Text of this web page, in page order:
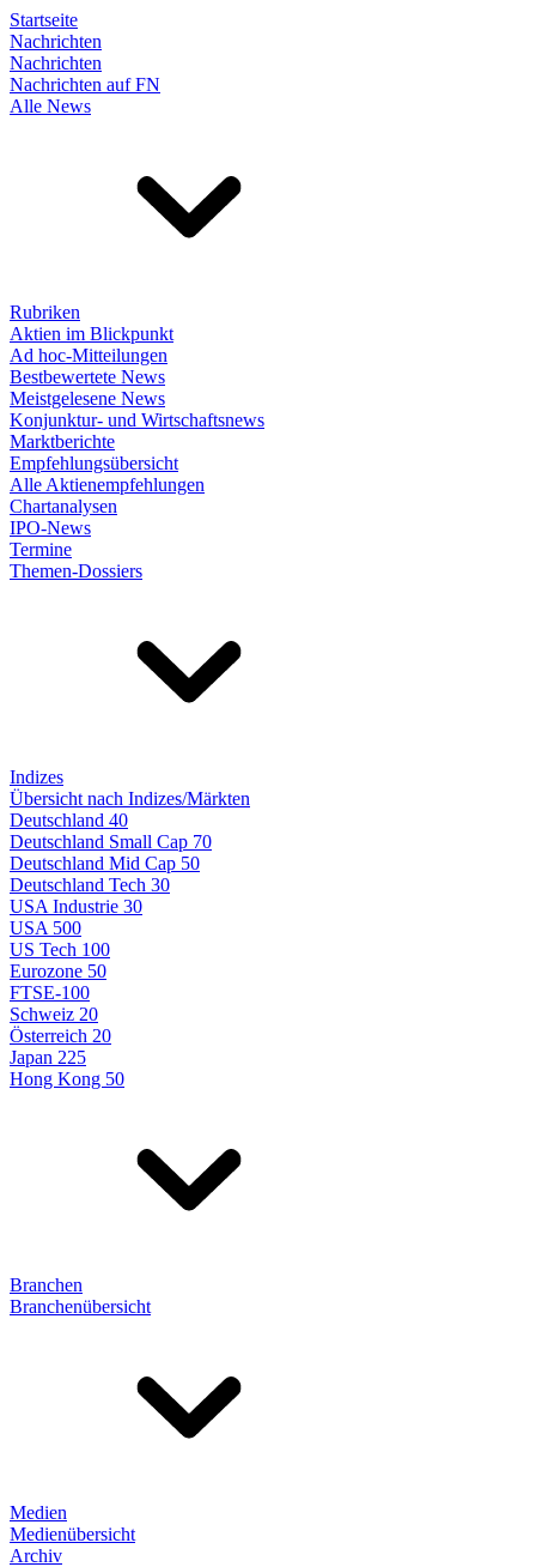
Startseite
Nachrichten
Nachrichten
Nachrichten auf FN
Alle News
Rubriken
Aktien im Blickpunkt
Ad hoc-Mitteilungen
Bestbewertete News
Meistgelesene News
Konjunktur- und Wirtschaftsnews
Marktberichte
Empfehlungsübersicht
Alle Aktienempfehlungen
Chartanalysen
IPO-News
Termine
Themen-Dossiers
Indizes
Übersicht nach Indizes/Märkten
Deutschland 40
Deutschland Small Cap 70
Deutschland Mid Cap 50
Deutschland Tech 30
USA Industrie 30
USA 500
US Tech 100
Eurozone 50
FTSE-100
Schweiz 20
Österreich 20
Japan 225
Hong Kong 50
Branchen
Branchenübersicht
Medien
Medienübersicht
Archiv